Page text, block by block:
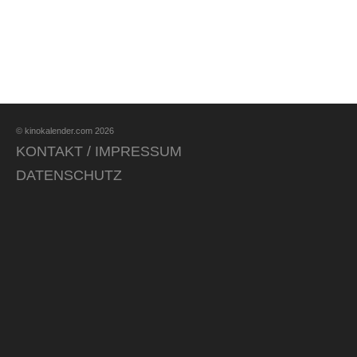
© kinokalender.com 2026
KONTAKT / IMPRESSUM
DATENSCHUTZ